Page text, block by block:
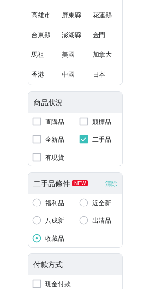
高雄市 屏東縣 花蓮縣
台東縣 澎湖縣 金門
馬祖 美國 加拿大
香港 中國 日本
商品狀況
直購品
競標品
全新品
二手品
有現貨
二手品條件 NEW 清除
福利品
近全新
八成新
出清品
收藏品
付款方式
現金付款